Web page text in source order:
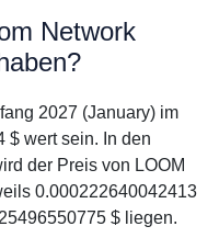
Network
2027 (January) im
$ wert sein. In den
der Preis von LOOM
0.000222640042413
$ liegen.